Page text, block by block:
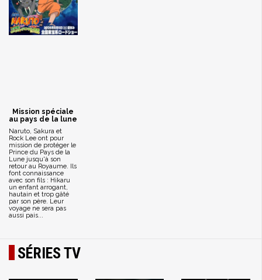
Mission spéciale
au pays de la lune
Naruto, Sakura et
Rock Lee ont pour
mission de protéger le
Prince du Pays de la
Lune jusqu'à son
retour au Royaume. Ils
font connaissance
avec son fils : Hikaru
un enfant arrogant,
hautain et trop gâté
par son père. Leur
voyage ne sera pas
aussi pais...
SÉRIES TV